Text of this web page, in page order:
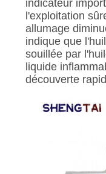
indicateur
l'exploitation
allumage
indique que
souillée par
liquide
découverte